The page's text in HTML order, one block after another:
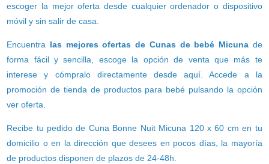
escoger la mejor oferta desde cualquier ordenador o dispositivo
móvil y sin salir de casa.
Encuentra las mejores ofertas de Cunas de bebé Micuna de
forma fácil y sencilla, escoge la opción de venta que más te
interese y cómpralo directamente desde aquí. Accede a la
promoción de tienda de productos para bebé pulsando la opción
ver oferta.
Recibe tu pedido de Cuna Bonne Nuit Micuna 120 x 60 cm en tu
domicilio o en la dirección que desees en pocos días, la mayoría
de productos disponen de plazos de 24-48h.